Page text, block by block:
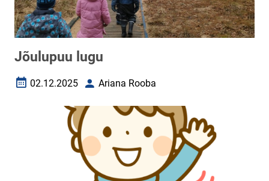
Jõulupuu lugu
Loomise kuupäev
02.12.2025 AutorAriana Rooba